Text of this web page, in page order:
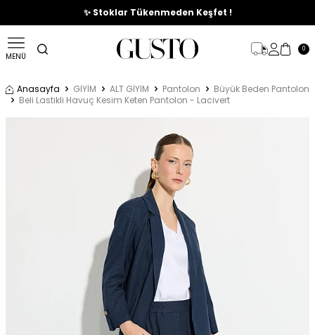
🎉%70'e Varan Büyük Yaz İndirim Başladı !
✨ Stoklar Tükenmeden Keşfet !
MENÜ
0
Anasayfa GİYİM ALT GİYİM Pantolon
Büyük Beden Pantolon
Beli Lastikli Havuç Kesim Keten Pantolon - Lacivert